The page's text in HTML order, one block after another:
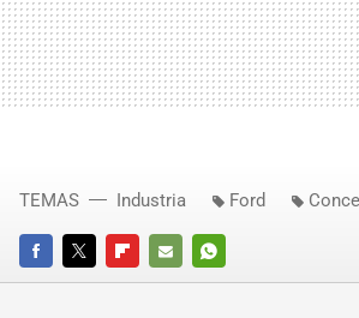
FACEBOOKTWITTERFLIPBOARD
E-
WHATSAPP
TEMAS Industria Ford